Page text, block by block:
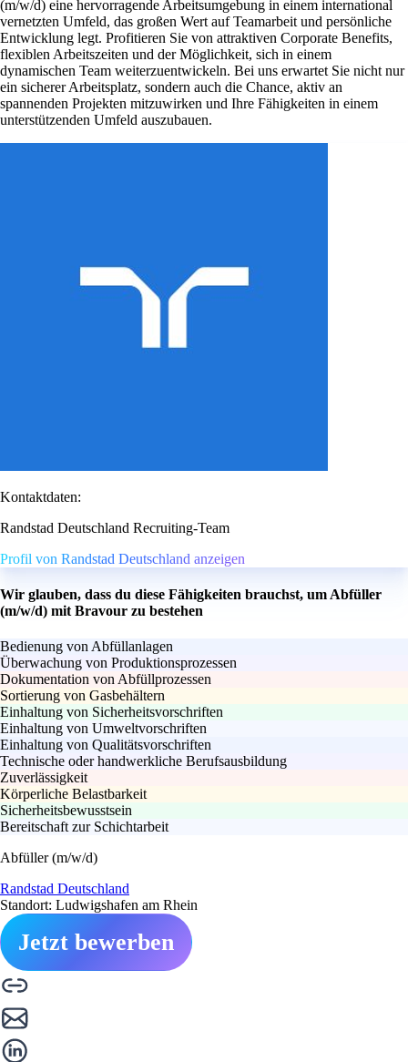
(m/w/d) eine hervorragende Arbeitsumgebung in einem international
vernetzten Umfeld, das großen Wert auf Teamarbeit und persönliche
Entwicklung legt. Profitieren Sie von attraktiven Corporate Benefits,
flexiblen Arbeitszeiten und der Möglichkeit, sich in einem
dynamischen Team weiterzuentwickeln. Bei uns erwartet Sie nicht nur
ein sicherer Arbeitsplatz, sondern auch die Chance, aktiv an
spannenden Projekten mitzuwirken und Ihre Fähigkeiten in einem
unterstützenden Umfeld auszubauen.
Kontaktdaten:
Randstad Deutschland Recruiting-Team
Profil von Randstad Deutschland anzeigen
Wir glauben, dass du diese Fähigkeiten brauchst, um Abfüller
(m/w/d) mit Bravour zu bestehen
Bedienung von Abfüllanlagen
Überwachung von Produktionsprozessen
Dokumentation von Abfüllprozessen
Sortierung von Gasbehältern
Einhaltung von Sicherheitsvorschriften
Einhaltung von Umweltvorschriften
Einhaltung von Qualitätsvorschriften
Technische oder handwerkliche Berufsausbildung
Zuverlässigkeit
Körperliche Belastbarkeit
Sicherheitsbewusstsein
Bereitschaft zur Schichtarbeit
Abfüller (m/w/d)
Randstad Deutschland
Standort: Ludwigshafen am Rhein
Jetzt bewerben